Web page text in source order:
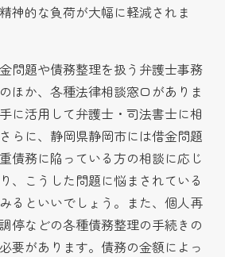
神的な負荷が大幅に軽減されま
問題や債務整理を扱う弁護士事務
ほか、各種法律相談窓口がありま
に活用して弁護士・司法書士に相
らに、静岡県静岡市には借金問題
債務に陥っている方の相談に応じ
、こうした問題に悩まされている
るといいでしょう。また、個人再
停などの各種債務整理の手続きの
要があります。債務の金額によっ